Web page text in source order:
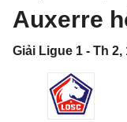
Auxerre
Giải Ligue 1 - Th 2,